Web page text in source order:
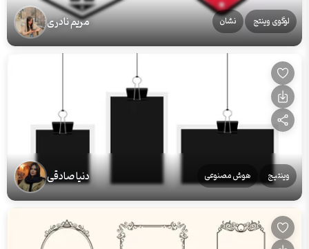
لوگوی وینتج نشان مریم نادری
وینتیج هوش مصنوعی دنیا صادقی